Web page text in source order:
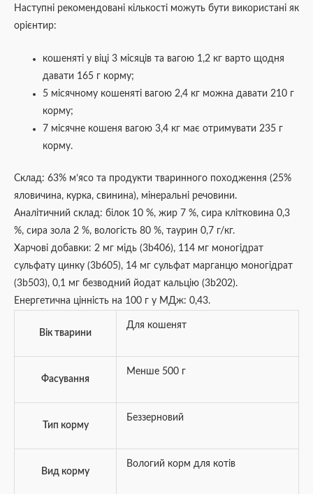
Наступні рекомендовані кількості можуть бути використані як
орієнтир:
кошеняті у віці 3 місяців та вагою 1,2 кг варто щодня
давати 165 г корму;
5 місячному кошеняті вагою 2,4 кг можна давати 210 г
корму;
7 місячне кошеня вагою 3,4 кг має отримувати 235 г
корму.
Склад: 63% м’ясо та продукти тваринного походження (25%
яловичина, курка, свинина), мінеральні речовини.
Аналітичний склад: білок 10 %, жир 7 %, сира клітковина 0,3
%, сира зола 2 %, вологість 80 %, таурин 0,7 г/кг.
Харчові добавки: 2 мг мідь (3b406), 114 мг моногідрат
сульфату цинку (3b605), 14 мг сульфат марганцю моногідрат
(3b503), 0,1 мг безводний йодат кальцію (3b202).
Енергетична цінність на 100 г у МДж: 0,43.
Вік тварини
Для кошенят
Фасування
Менше 500 г
Тип корму
Беззерновий
Вид корму
Вологий корм для котів